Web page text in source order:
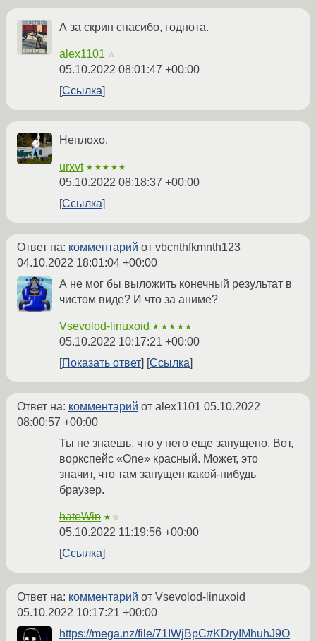
А за скрин спасибо, годнота.
alex1101 ☆
05.10.2022 08:01:47 +00:00
Ссылка
Неплохо.
urxvt ★★★★★
05.10.2022 08:18:37 +00:00
Ссылка
Ответ на: комментарий от vbcnthfkmnth123
04.10.2022 18:01:04 +00:00
А не мог бы выложить конечный результат в
чистом виде? И что за аниме?
Vsevolod-linuxoid ★★★★★
05.10.2022 10:17:21 +00:00
Показать ответ
Ссылка
Ответ на: комментарий от alex1101 05.10.2022
08:00:57 +00:00
Ты не знаешь, что у него еще запущено. Вот,
воркспейс «One» красный. Может, это
значит, что там запущен какой-нибудь
браузер.
hateWin ★☆
05.10.2022 11:19:56 +00:00
Ссылка
Ответ на: комментарий от Vsevolod-linuxoid
05.10.2022 10:17:21 +00:00
https://mega.nz/file/71IWjBpC#KDryIMhuhJ9O